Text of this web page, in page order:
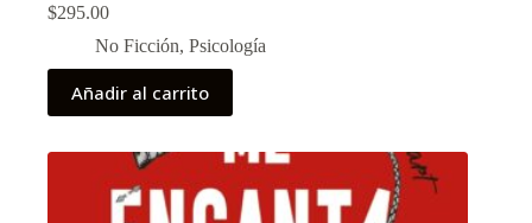
$295.00
No Ficción, Psicología
Añadir al carrito